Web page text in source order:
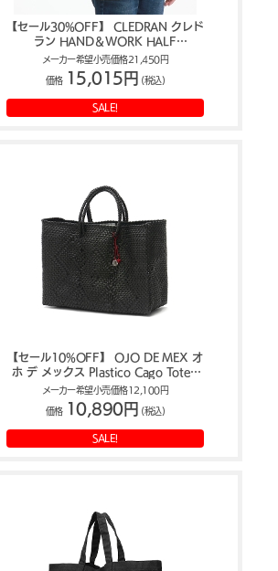
【セール30%OFF】 CLEDRAN クレド
ラン HAND＆WORK HALF
SH.BASKET ハンド&ワーク かごバッグ
CL-3375
メーカー希望小売価格21,450円
価格 15,015円 (税込)
SALE!
【セール10%OFF】 OJO DE MEX オ
ホ デ メックス Plastico Cago Tote -
chico - かごバッグ
メーカー希望小売価格12,100円
価格 10,890円 (税込)
SALE!